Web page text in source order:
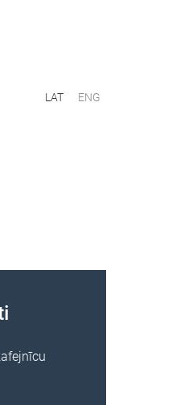
LAT ENG